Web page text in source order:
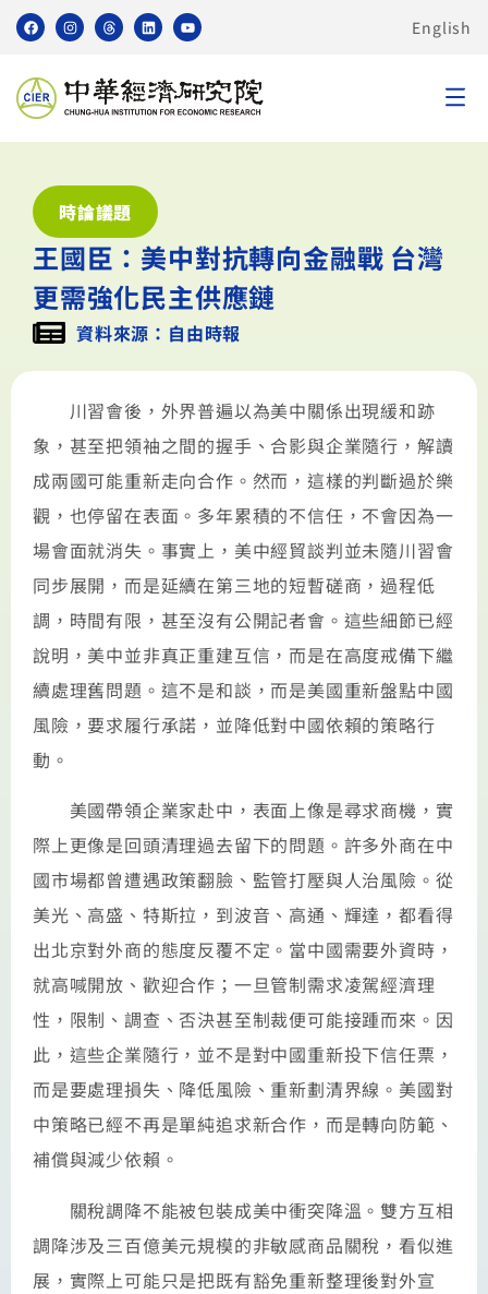
English
時論議題
王國臣：美中對抗轉向金融戰 台灣
更需強化民主供應鏈
資料來源：自由時報
川習會後，外界普遍以為美中關係出現緩和跡
象，甚至把領袖之間的握手、合影與企業隨行，解讀
成兩國可能重新走向合作。然而，這樣的判斷過於樂
觀，也停留在表面。多年累積的不信任，不會因為一
場會面就消失。事實上，美中經貿談判並未隨川習會
同步展開，而是延續在第三地的短暫磋商，過程低
調，時間有限，甚至沒有公開記者會。這些細節已經
說明，美中並非真正重建互信，而是在高度戒備下繼
續處理舊問題。這不是和談，而是美國重新盤點中國
風險，要求履行承諾，並降低對中國依賴的策略行
動。
美國帶領企業家赴中，表面上像是尋求商機，實
際上更像是回頭清理過去留下的問題。許多外商在中
國市場都曾遭遇政策翻臉、監管打壓與人治風險。從
美光、高盛、特斯拉，到波音、高通、輝達，都看得
出北京對外商的態度反覆不定。當中國需要外資時，
就高喊開放、歡迎合作；一旦管制需求凌駕經濟理
性，限制、調查、否決甚至制裁便可能接踵而來。因
此，這些企業隨行，並不是對中國重新投下信任票，
而是要處理損失、降低風險、重新劃清界線。美國對
中策略已經不再是單純追求新合作，而是轉向防範、
補償與減少依賴。
關稅調降不能被包裝成美中衝突降溫。雙方互相
調降涉及三百億美元規模的非敏感商品關稅，看似進
展，實際上可能只是把既有豁免重新整理後對外宣